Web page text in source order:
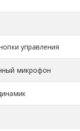
управления
микрофон